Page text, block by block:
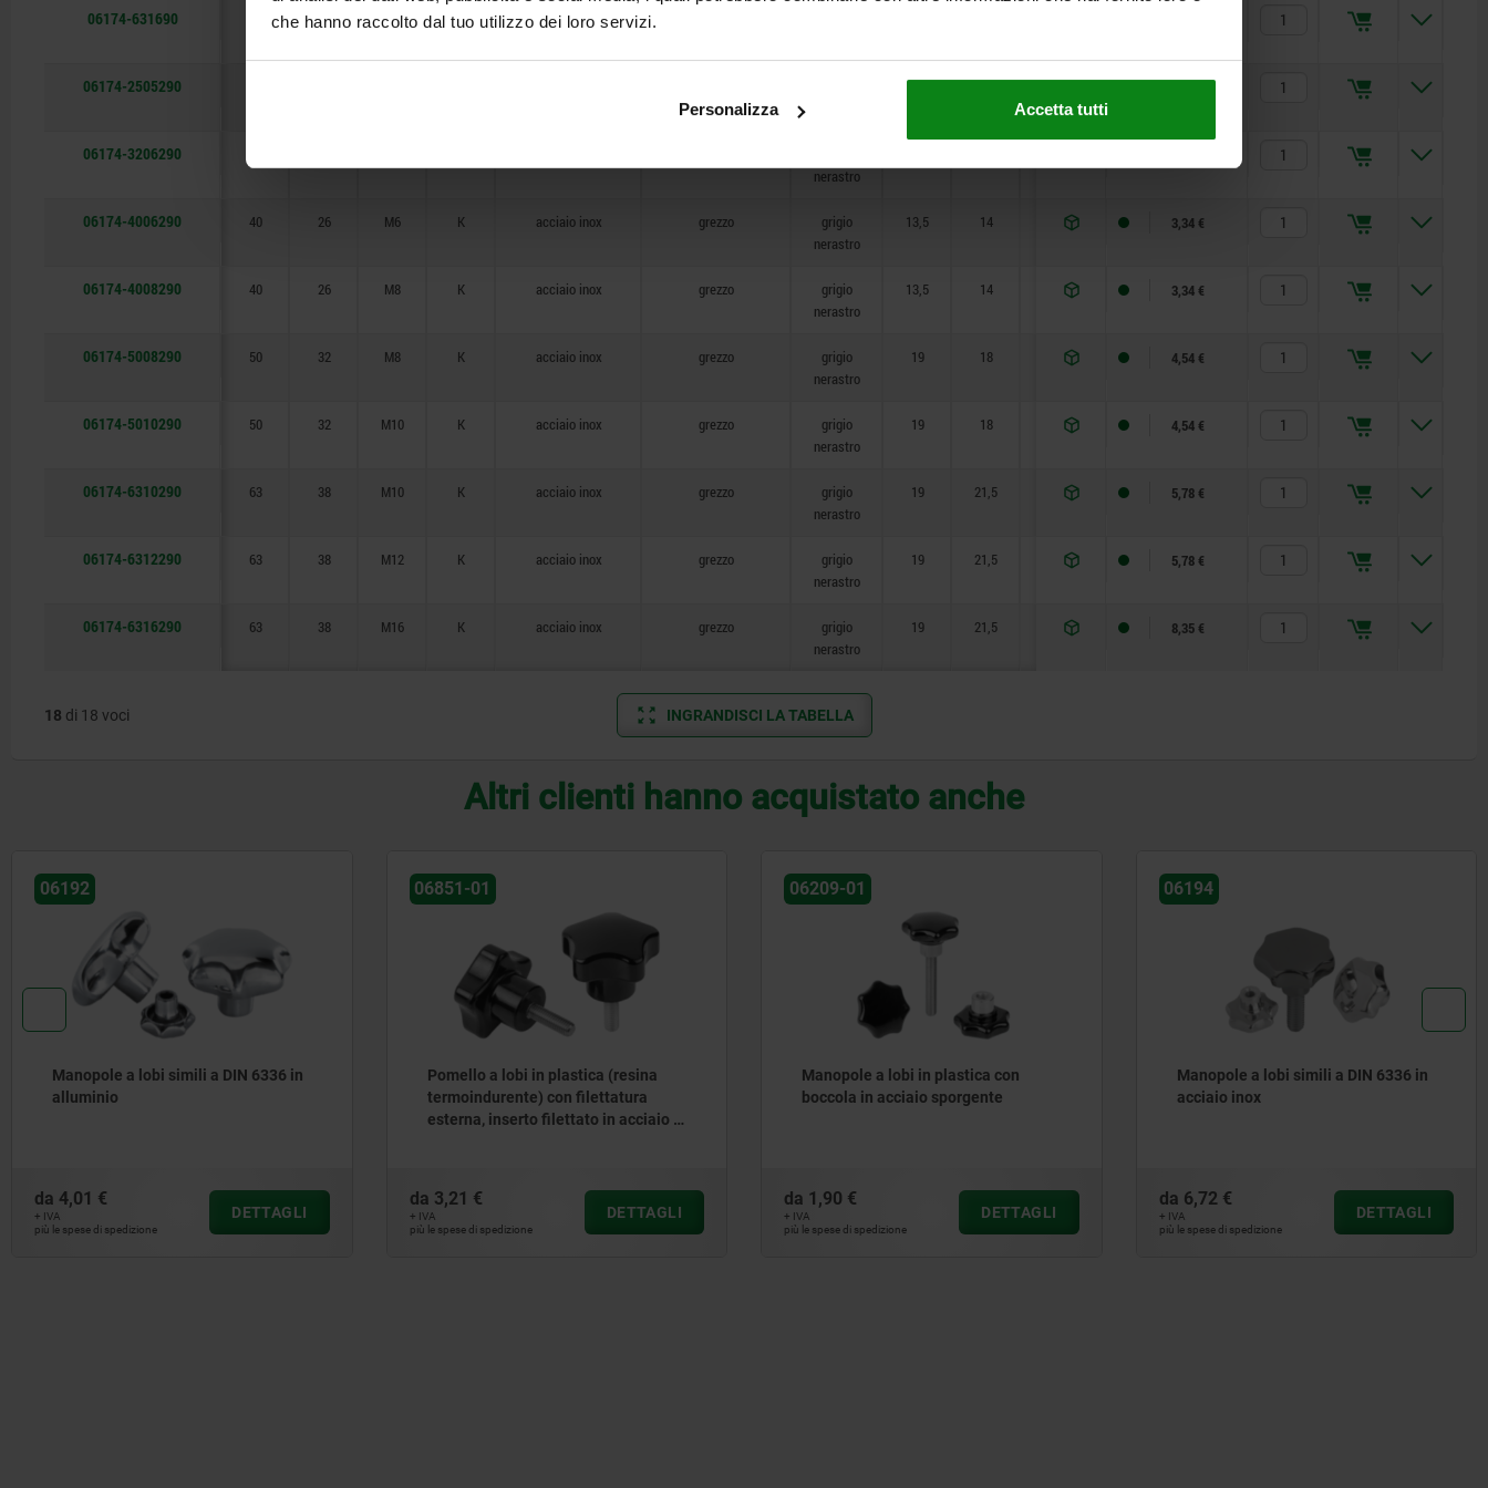
che hanno raccolto dal tuo utilizzo dei loro servizi.
Personalizza Accetta tutti
06174-631690 38 M16 K acciaio
06174-2505290
06174-3206290
nerastro
06174-4006290 40 26 M6 K acciaio inox grezzo
grigio
nerastro
13,5 14 12 3,34 €
06174-4008290 40 26 M8 K acciaio inox grezzo
grigio
nerastro
13,5 14 12 3,34 €
06174-5008290 50 32 M8 K acciaio inox grezzo
grigio
nerastro
19 18 17 4,54 €
06174-5010290 50 32 M10 K acciaio inox grezzo
grigio
nerastro
19 18 17 4,54 €
06174-6310290 63 38 M10 K acciaio inox grezzo
grigio
nerastro
19 21,5 12,5 17 5,78 €
06174-6312290 63 38 M12 K acciaio inox grezzo
grigio
nerastro
19 21,5 12,5 17 5,78 €
06174-6316290 63 38 M16 K acciaio inox grezzo
grigio
nerastro
19 21,5 12,5 17 8,35 €
18 di 18 voci INGRANDISCI LA TABELLA
Altri clienti hanno acquistato anche
06192
Manopole a lobi simili a DIN 6336 in
alluminio
da 4,01 €
+ IVA
più le spese di spedizione
DETTAGLI
06851-01
Pomello a lobi in plastica (resina
termoindurente) con filettatura
esterna, inserto filettato in acciaio o
da 3,21 €
+ IVA
più le spese di spedizione
DETTAGLI
06209-01
Manopole a lobi in plastica con
boccola in acciaio sporgente
da 1,90 €
+ IVA
più le spese di spedizione
DETTAGLI
06194
Manopole a lobi simili a DIN 6336 in
acciaio inox
da 6,72 €
+ IVA
più le spese di spedizione
DETTAGLI